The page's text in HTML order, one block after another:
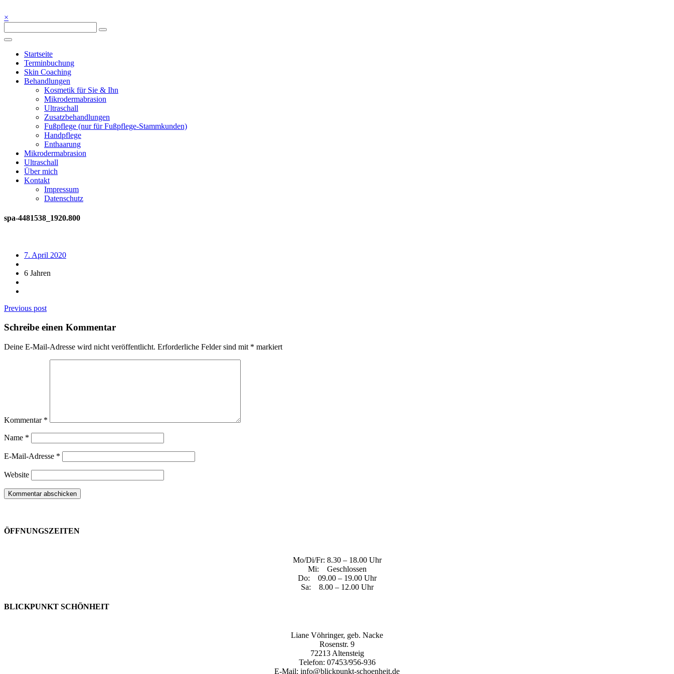
to
Blickpunkt Schönheit
Kosmetik – Fußpflege – Wellness – Ayurveda – 72213 Altensteig bei Nagold
×
Blickpunkt Schönheit
Startseite
Terminbuchung
Skin Coaching
Behandlungen
Kosmetik für Sie & Ihn
Mikrodermabrasion
Ultraschall
Zusatzbehandlungen
Fußpflege (nur für Fußpflege-Stammkunden)
Handpflege
Enthaarung
Mikrodermabrasion
Ultraschall
Über mich
Kontakt
Impressum
Datenschutz
spa-4481538_1920.800
7. April 2020
6 Jahren
Beitragsnavigation
Previous post
Schreibe einen Kommentar
Deine E-Mail-Adresse wird nicht veröffentlicht. Erforderliche Felder sind mit * markiert
Kommentar *
Name *
E-Mail-Adresse *
Website
ÖFFNUNGSZEITEN
Mo/Di/Fr: 8.30 – 18.00 Uhr
Mi: Geschlossen
Do: 09.00 – 19.00 Uhr
Sa: 8.00 – 12.00 Uhr
BLICKPUNKT SCHÖNHEIT
Liane Vöhringer, geb. Nacke
Rosenstr. 9
72213 Altensteig
Telefon: 07453/956-936
E-Mail: info@blickpunkt-schoenheit.de